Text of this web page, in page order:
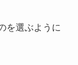
を選ぶように